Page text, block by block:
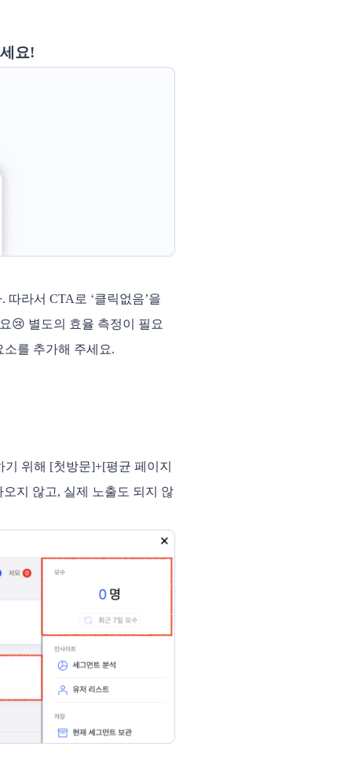
요!
라서 CTA로 ‘클릭없음’을
😢 별도의 효율 측정이 필요
소를 추가해 주세요.
위해 [첫방문]+[평균 페이지
지 않고, 실제 노출도 되지 않